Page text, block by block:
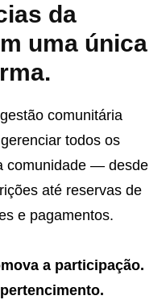
da
uma única
comunitária
todos os
comunidade — desde
até reservas de
e pagamentos.
a participação.